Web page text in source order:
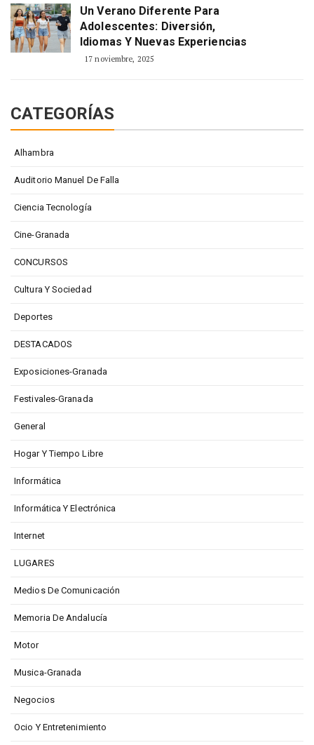
Un Verano Diferente Para
Adolescentes: Diversión,
Idiomas Y Nuevas Experiencias
17 noviembre, 2025
CATEGORÍAS
Alhambra
Auditorio Manuel De Falla
Ciencia Tecnología
Cine-Granada
CONCURSOS
Cultura Y Sociedad
Deportes
DESTACADOS
Exposiciones-Granada
Festivales-Granada
General
Hogar Y Tiempo Libre
Informática
Informática Y Electrónica
Internet
LUGARES
Medios De Comunicación
Memoria De Andalucía
Motor
Musica-Granada
Negocios
Ocio Y Entretenimiento